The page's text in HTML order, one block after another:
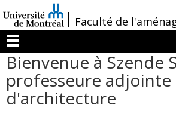
au
contenu
/Faculté de
Menu
Bienvenue à Szende
professeure adjointe
d'architecture